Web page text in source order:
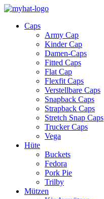
Caps
Army Cap
Kinder Cap
Damen-Caps
Fitted Caps
Flat Cap
Flexfit Caps
Verstellbare Caps
Snapback Caps
Strapback Caps
Stretch Snap Caps
Trucker Caps
Vega
Hüte
Buckets
Fedora
Pork Pie
Trilby
Mützen